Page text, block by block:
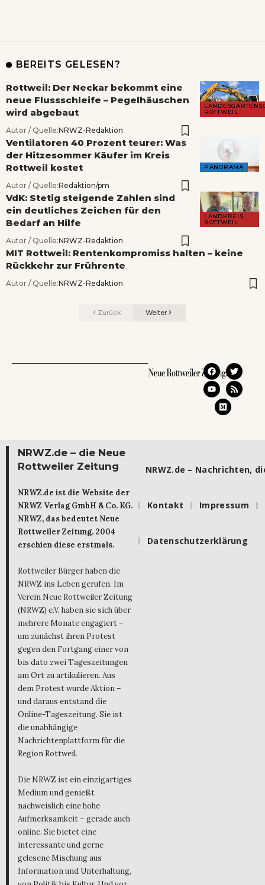
BEREITS GELESEN?
ROTTWEIL
Rottweil: Der Neckar bekommt eine
neue Flussschleife – Pegelhäuschen
wird abgebaut
Autor / Quelle:NRWZ-Redaktion
PANORAMA
Ventilatoren 40 Prozent teurer: Was
der Hitzesommer Käufer im Kreis
Rottweil kostet
Autor / Quelle:Redaktion/pm
LANDKREIS
ROTTWEIL
VdK: Stetig steigende Zahlen sind
ein deutliches Zeichen für den
Bedarf an Hilfe
Autor / Quelle:NRWZ-Redaktion
MIT Rottweil: Rentenkompromiss halten – keine
Rückkehr zur Frührente
Autor / Quelle:NRWZ-Redaktion
Zurück Weiter
NRWZ.de – die Neue
Rottweiler Zeitung
NRWZ.de ist die Website der
NRWZ Verlag GmbH & Co. KG.
NRWZ, das bedeutet Neue
Rottweiler Zeitung. 2004
erschien diese erstmals.
Rottweiler Bürger haben die
NRWZ ins Leben gerufen. Im
Verein Neue Rottweiler Zeitung
(NRWZ) e.V. haben sie sich über
mehrere Monate engagiert –
um zunächst ihren Protest
gegen den Fortgang einer von
bis dato zwei Tageszeitungen
am Ort zu artikulieren. Aus
dem Protest wurde Aktion –
und daraus entstand die
Online-Tageszeitung. Sie ist
die unabhängige
Nachrichtenplattform für die
Region Rottweil.
Die NRWZ ist ein einzigartiges
Medium und genießt
nachweislich eine hohe
Aufmerksamkeit – gerade auch
online. Sie bietet eine
interessante und gerne
gelesene Mischung aus
Information und Unterhaltung,
NRWZ.de – Nachrichten,
Kontakt Impressum
Datenschutzerklärung